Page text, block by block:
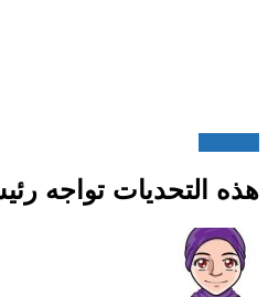
هذه التحديات تواجه